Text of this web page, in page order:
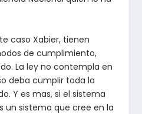
caso Xabier, tienen
de cumplimiento,
La ley no contempla en
deba cumplir toda la
Y es mas, si el sistema
un sistema que cree en la